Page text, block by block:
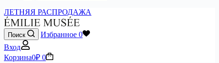
ЛЕТНЯЯ РАСПРОДАЖА
Поиск Избранное 0
Вход
Корзина0₽ 0